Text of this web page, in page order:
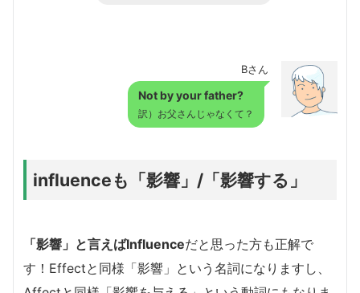
Bさん
Not by your father?
訳）お父さんじゃなくて？
influenceも「影響」/「影響する」
「影響」と言えばInfluenceだと思った方も正解で
す！Effectと同様「影響」という名詞になりますし、